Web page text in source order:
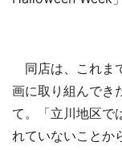
同店は、これま
画に取り組んでき
て。「立川地区で
れていないことか